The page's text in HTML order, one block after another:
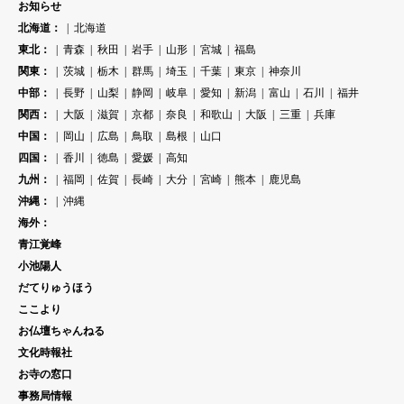
お知らせ
北海道：
北海道
東北：
青森 秋田 岩手 山形 宮城
福島
関東：
茨城 栃木 群馬 埼玉 千葉 東京
神奈川
中部：
長野 山梨 静岡 岐阜 愛知 新潟 富山 石川
福井
関西：
大阪 滋賀 京都 奈良 和歌山 大阪 三重
兵庫
中国：
岡山 広島 鳥取 島根
山口
四国：
香川 徳島 愛媛
高知
九州：
福岡 佐賀 長崎 大分 宮崎 熊本
鹿児島
沖縄：
沖縄
海外：
青江覚峰
小池陽人
だてりゅうほう
ここより
お仏壇ちゃんねる
文化時報社
お寺の窓口
事務局情報